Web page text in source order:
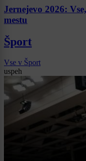
Jernejevo 2026:
mestu
Šport
Vse v Šport
uspeh